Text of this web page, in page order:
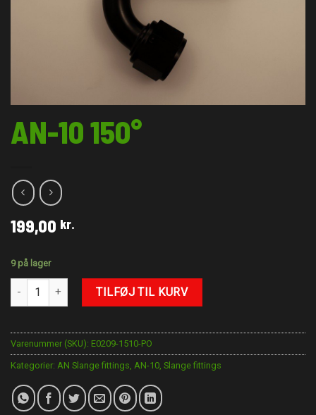
AN-10 150°
199,00 kr.
9 på lager
AN-10 150° antal TILFØJ TIL KURV
Varenummer (SKU): E0209-1510-PO
Kategorier: AN Slange fittings AN-10 Slange fittings